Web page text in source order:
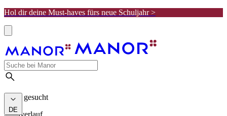
Hol dir deine Must-haves fürs neue Schuljahr >
Meist gesucht
Suchverlauf
DE